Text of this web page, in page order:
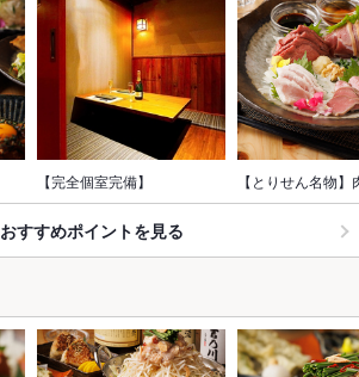
【完全個室完備】 【とりせん名物】
おすすめポイントを見る